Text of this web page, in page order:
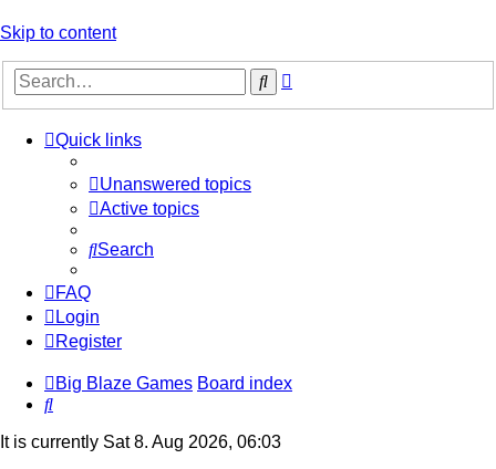
Skip to content
Search
Quick links
Unanswered topics
Active topics
Search
FAQ
Login
Register
Big Blaze Games Board index
Search
It is currently Sat 8. Aug 2026, 06:03